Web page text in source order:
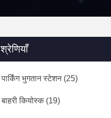
श्रेणियाँ
पार्किंग भुगतान स्टेशन(25)
बाहरी कियोस्क (19)